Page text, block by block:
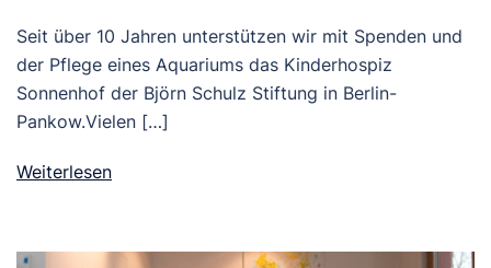
Seit über 10 Jahren unterstützen wir mit Spenden und
der Pflege eines Aquariums das Kinderhospiz
Sonnenhof der Björn Schulz Stiftung in Berlin-
Pankow.Vielen […]
Weiterlesen